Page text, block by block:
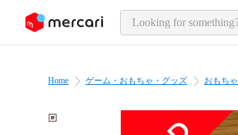
page content
Home ゲーム・おもちゃ・グッズ おもちゃ